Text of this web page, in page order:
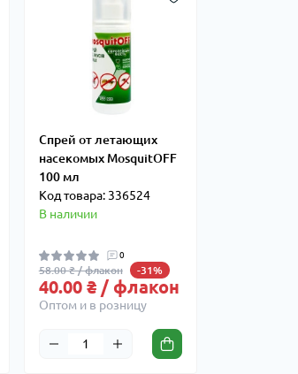
Спрей от летающих
насекомых MosquitOFF
100 мл
Код товара: 336524
В наличии
0
58.00 ₴ / флакон -31%
40.00 ₴ / флакон
Оптом и в розницу